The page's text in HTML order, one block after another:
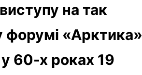
на так
«Арктика»
60-х роках 19